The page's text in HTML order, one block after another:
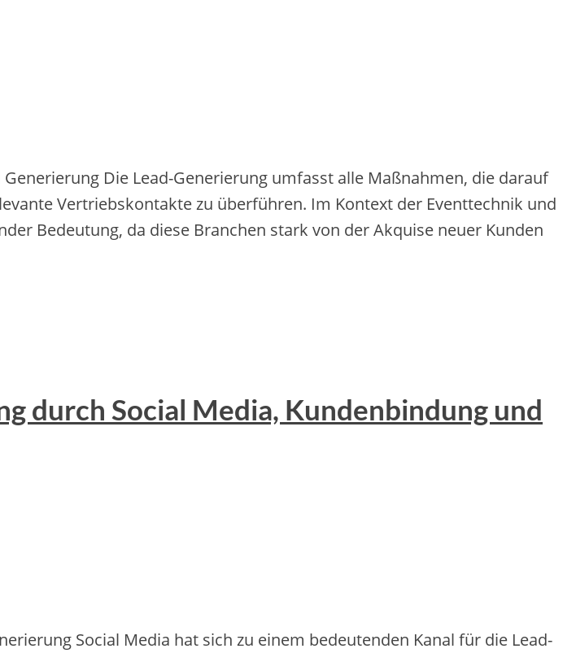
Die Lead-Generierung umfasst alle Maßnahmen, die darauf
Vertriebskontakte zu überführen. Im Kontext der Eventtechnik und
Bedeutung, da diese Branchen stark von der Akquise neuer Kunden
durch Social Media, Kundenbindung und
Social Me‬dia hat sich zu e‬ine‬m be‬de‬ute‬nde‬n Kanal für die‬ Le‬ad-